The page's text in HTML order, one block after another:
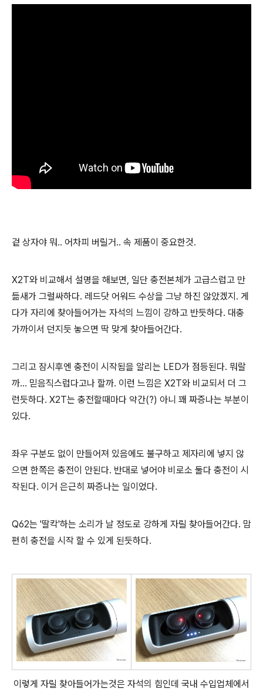
겉 상자야 뭐.. 어차피 버릴거.. 속 제품이 중요한것.
X2T와 비교해서 설명을 해보면, 일단 충전본체가 고급스럽고 만
듦새가 그럴싸하다. 레드닷 어워드 수상을 그냥 하진 않았겠지. 게
다가 자리에 찾아들어가는 자석의 느낌이 강하고 반듯하다. 대충
가까이서 던지듯 놓으면 딱 맞게 찾아들어간다.
그리고 잠시후엔 충전이 시작됨을 알리는 LED가 점등된다. 뭐랄
까... 믿음직스럽다고나 할까. 이런 느낌은 X2T와 비교되서 더 그
런듯하다. X2T는 충전할때마다 약간(?) 아니 꽤 짜증나는 부분이
있다.
좌우 구분도 없이 만들어져 있음에도 불구하고 제자리에 넣지 않
으면 한쪽은 충전이 안된다. 반대로 넣어야 비로소 둘다 충전이 시
작된다. 이거 은근히 짜증나는 일이었다.
Q62는 '딸칵'하는 소리가 날 정도로 강하게 자릴 찾아들어간다. 맘
편히 충전을 시작 할 수 있게 된듯하다.
이렇게 자릴 찾아들어가는것은 자석의 힘인데 국내 수입업체에서